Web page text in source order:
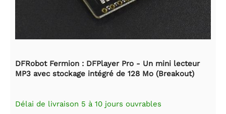
DFRobot Fermion : DFPlayer Pro - Un mini lecteur
MP3 avec stockage intégré de 128 Mo (Breakout)
Délai de livraison 5 à 10 jours ouvrables